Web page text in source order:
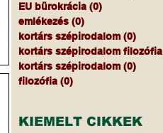
EU bürokrácia (0)
emlékezés (0)
kortárs szépirodalom (0)
kortárs szépirodalom filozófia
kortárs szépirodalom (0)
filozófia (0)
KIEMELT CIKKEK